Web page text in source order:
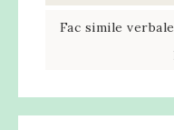
Fac simile